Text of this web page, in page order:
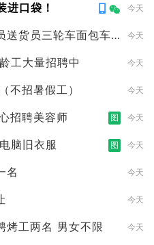
进口袋！ 今天
送货员三轮车面包车
今天
工大量招聘中 今天
不招暑假工） 今天
招聘美容师 图 今天
脑旧衣服 图 今天
名 今天
今天
烤工两名 男女不限 今天